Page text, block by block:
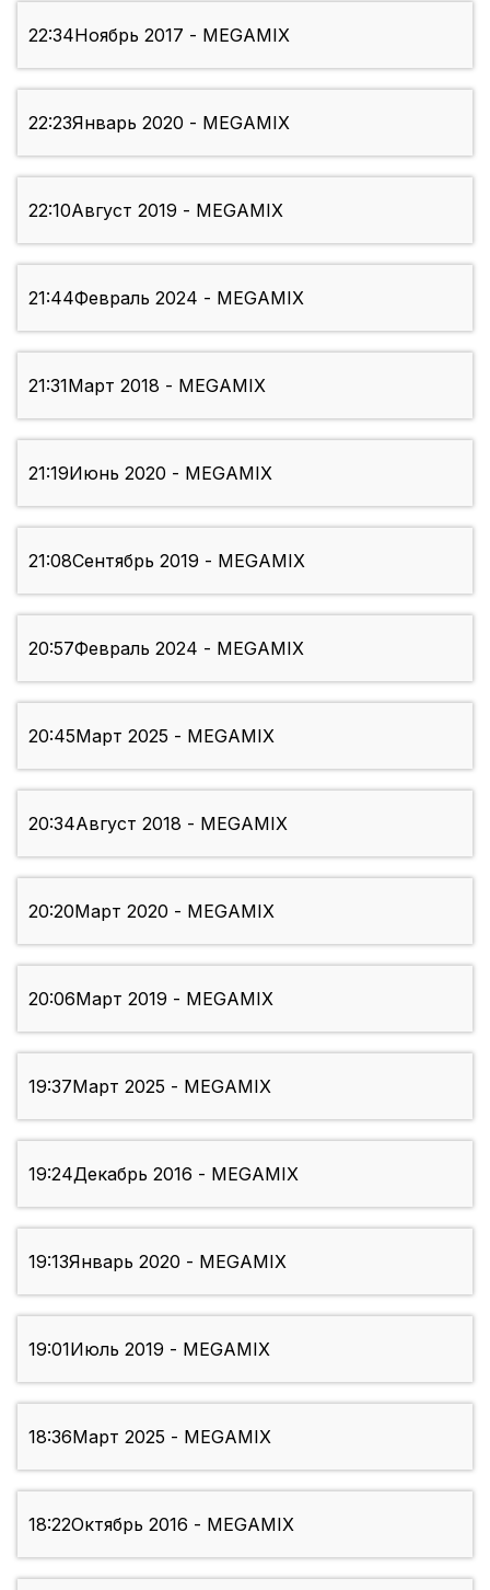
22:34Ноябрь 2017 - MEGAMIX
22:23Январь 2020 - MEGAMIX
22:10Август 2019 - MEGAMIX
21:44Февраль 2024 - MEGAMIX
21:31Март 2018 - MEGAMIX
21:19Июнь 2020 - MEGAMIX
21:08Сентябрь 2019 - MEGAMIX
20:57Февраль 2024 - MEGAMIX
20:45Март 2025 - MEGAMIX
20:34Август 2018 - MEGAMIX
20:20Март 2020 - MEGAMIX
20:06Март 2019 - MEGAMIX
19:37Март 2025 - MEGAMIX
19:24Декабрь 2016 - MEGAMIX
19:13Январь 2020 - MEGAMIX
19:01Июль 2019 - MEGAMIX
18:36Март 2025 - MEGAMIX
18:22Октябрь 2016 - MEGAMIX